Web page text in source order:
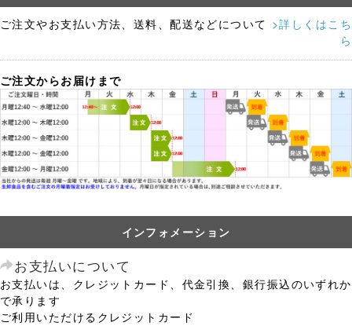
ご注文やお支払い方法、送料、配送などについて >詳しくはこち
ら
ご注文からお届けまで
インフォメーション
お支払いについて
お支払いは、クレジットカード、代金引換、銀行振込のいずれか
で承ります
ご利用いただけるクレジットカード